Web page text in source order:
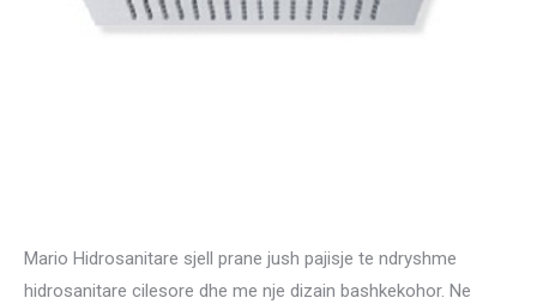
Mario Hidrosanitare sjell prane jush pajisje te ndryshme
hidrosanitare cilesore dhe me nje dizain bashkekohor. Ne